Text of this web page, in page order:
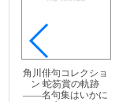
角川俳句コレクショ
ン 蛇笏賞の軌跡
――名句集はいかに